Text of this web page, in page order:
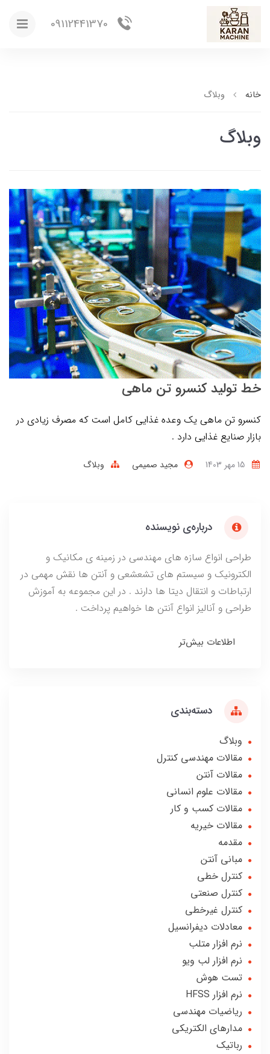
خانه وبلاگ
وبلاگ
خط تولید کنسرو تن ماهی
کنسرو تن ماهی یک وعده غذایی کامل است که مصرف زیادی در
بازار صنایع غذایی دارد .
مجید صمیمی وبلاگ
درباره‌ی نویسنده
طراحی انواع سازه های مهندسی در زمینه ی مکانیک و
الکترونیک و سیستم های تشعشعی و آنتن ها نقش مهمی در
ارتباطات و انتقال دیتا ها دارند . در این مجموعه به آموزش
طراحی و آنالیز انواع آنتن ها خواهیم پرداخت .
اطلاعات بیش‌تر
دسته‌بندی
وبلاگ
مقالات مهندسی کنترل
مقالات آنتن
مقالات علوم انسانی
مقالات کسب و کار
مقالات خیریه
مقدمه
مبانی آنتن
کنترل خطی
کنترل صنعتی
کنترل غیرخطی
معادلات دیفرانسیل
نرم افزار متلب
نرم افزار لب ویو
تست هوش
نرم افزار HFSS
ریاضیات مهندسی
مدارهای الکتریکی
رباتیک